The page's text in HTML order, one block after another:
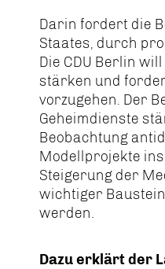
Darin fordert die
Staates, durch
Die CDU Berlin
stärken und
vorzugehen. Der
Geheimdienste
Beobachtung
Modellprojekte
Steigerung der
wichtiger
werden.
Dazu erklärt der